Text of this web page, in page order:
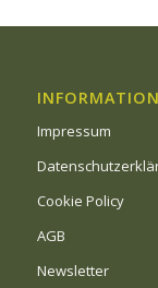
Impressum
Cookie Policy
AGB
Newsletter